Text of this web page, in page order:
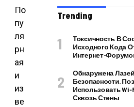
По
пу
ля
рн
ая
и
из
ве
Trending
Токсичность В
Исходного Кода
Интернет-
Обнаружена
Безопасности,
Использовать
Сквозь Стены